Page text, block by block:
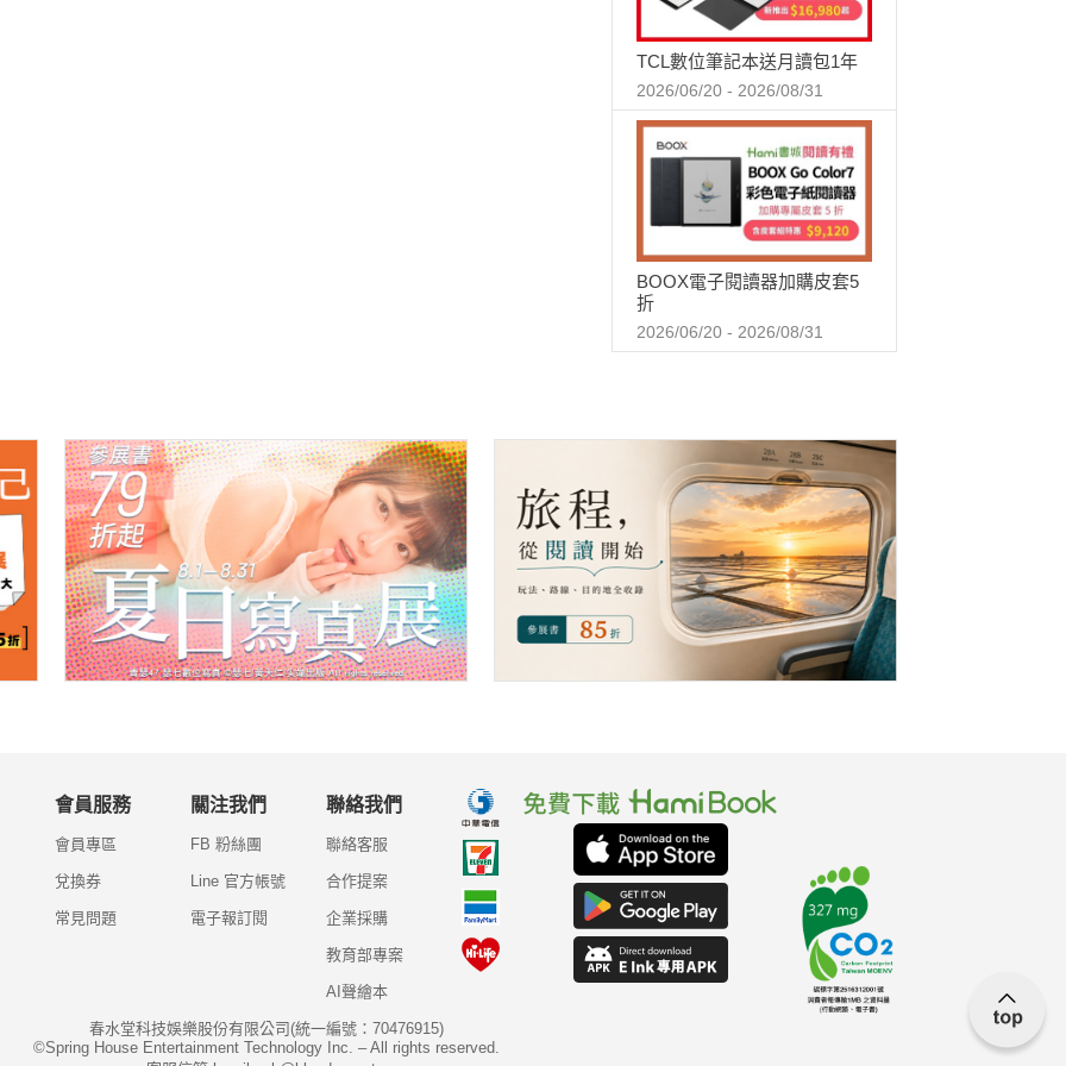
TCL數位筆記本送月讀包1年
2026/06/20 - 2026/08/31
BOOX電子閱讀器加購皮套5
折
2026/06/20 - 2026/08/31
會員服務
會員專區
兌換券
常見問題
關注我們
FB 粉絲團
Line 官方帳號
電子報訂閱
聯絡我們
聯絡客服
合作提案
企業採購
教育部專案
AI聲繪本
春水堂科技娛樂股份有限公司(統一編號：70476915)
©Spring House Entertainment Technology Inc. – All rights reserved.